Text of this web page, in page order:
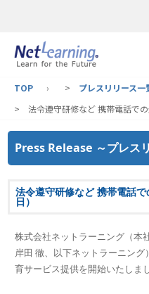
TOP > プレスリリース一
> 法令遵守研修など 携帯電話で
Press Release ～プレス
法令遵守研修など 携帯電話
日）
株式会社ネットラーニング（
岸田 徹、以下ネットラーニン
育サービス提供を開始いたしまし